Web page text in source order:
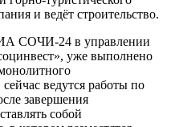
и ведёт строительство.
ИА СОЧИ-24 в управлении
уже выполнено
ведутся работы по
завершения
собой